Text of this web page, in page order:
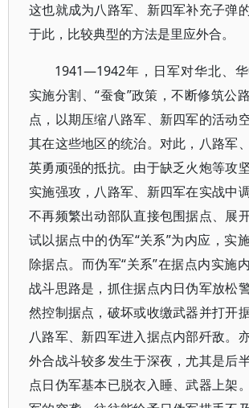
这也就成为八路军、新四军补充子弹
于此，比较典型的方法是里应外合。
1941—1942年，日军对华北、
实施分割、“蚕食”政策，不断修筑公
点，以期压缩八路军、新四军的活动
其在这些地区的统治。对此，八路军
英勇顽强的抵抗。由于缺乏火炮等攻
实施强攻，八路军、新四军在实战中
不再频繁出动部队直接包围据点、展
试以据点中的伪军“关系”为内应，实
除据点。而伪军“关系”在据点内实施
战斗思路是，抓住据点内日伪军放松
然控制据点，破坏或收缴武器并打开
八路军、新四军进入据点内部歼敌。
外合战斗较多发生于深夜，尤其是后
点日伪军基本已脱衣入睡、武器上架